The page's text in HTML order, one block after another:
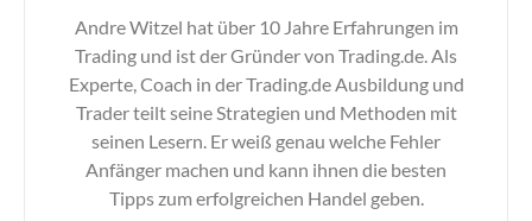
Andre Witzel hat über 10 Jahre Erfahrungen im
Trading und ist der Gründer von Trading.de. Als
Experte, Coach in der Trading.de Ausbildung und
Trader teilt seine Strategien und Methoden mit
seinen Lesern. Er weiß genau welche Fehler
Anfänger machen und kann ihnen die besten
Tipps zum erfolgreichen Handel geben.